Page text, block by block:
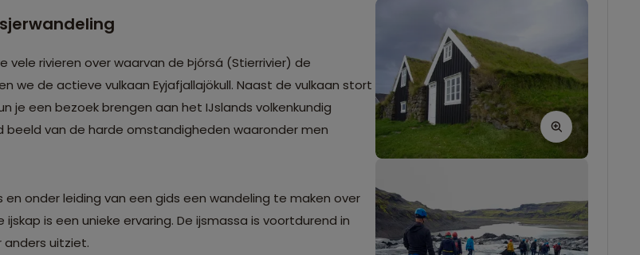
rivieren over waarvan de Þjórsá (Stierrivier) de
we de actieve vulkaan Eyjafjallajökull. Naast de vulkaan stort
je een bezoek brengen aan het IJslands volkenkundig
beeld van de harde omstandigheden waaronder men
onder leiding van een gids een wandeling te maken over
is een unieke ervaring. De ijsmassa is voortdurend in
uitziet.